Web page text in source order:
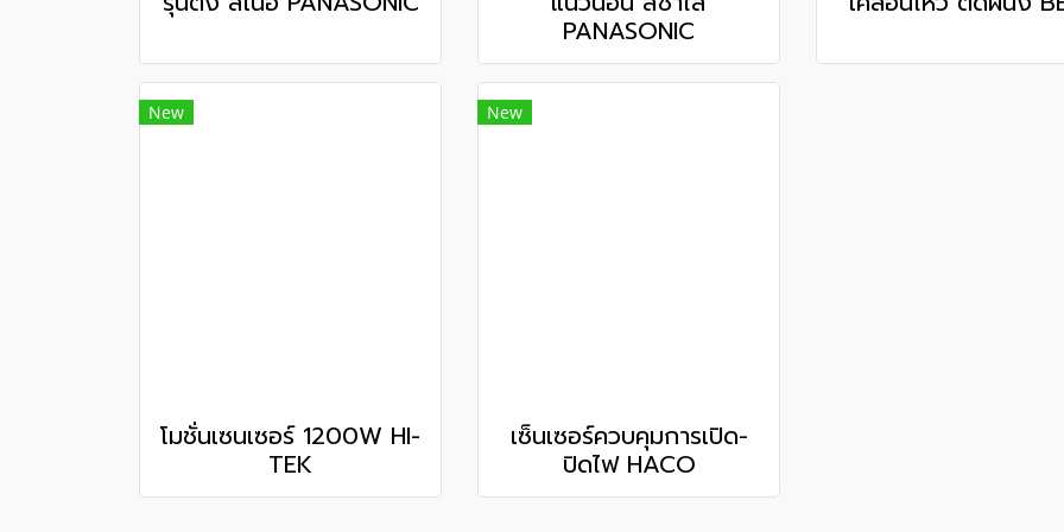
PANASONIC
New
โมชั่นเซนเซอร์ 1200W HI-
TEK
New
เซ็นเซอร์ควบคุมการเปิด-
ปิดไฟ HACO